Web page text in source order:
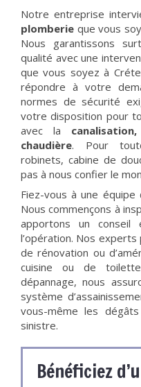
Notre entreprise
plomberie que vous
Nous garantissons
qualité avec une
que vous soyez à
répondre à votre
normes de sécurité
votre disposition pour
avec la canalisation,
chaudière. Pour
robinets, cabine de
pas à nous confier le
Fiez-vous à une équipe
Nous commençons à
apportons un
l’opération. Nos
de rénovation ou
cuisine ou de
dépannage, nous
système
vous-même les
sinistre.
Bénéficiez